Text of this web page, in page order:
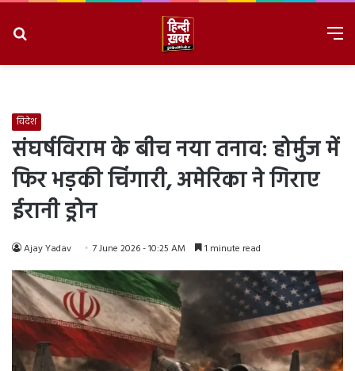
विदेश
संघर्षविराम के बीच नया तनाव: होर्मुज में
फिर भड़की चिंगारी, अमेरिका ने गिराए
ईरानी ड्रोन
Ajay Yadav 7 June 2026 - 10:25 AM 1 minute read